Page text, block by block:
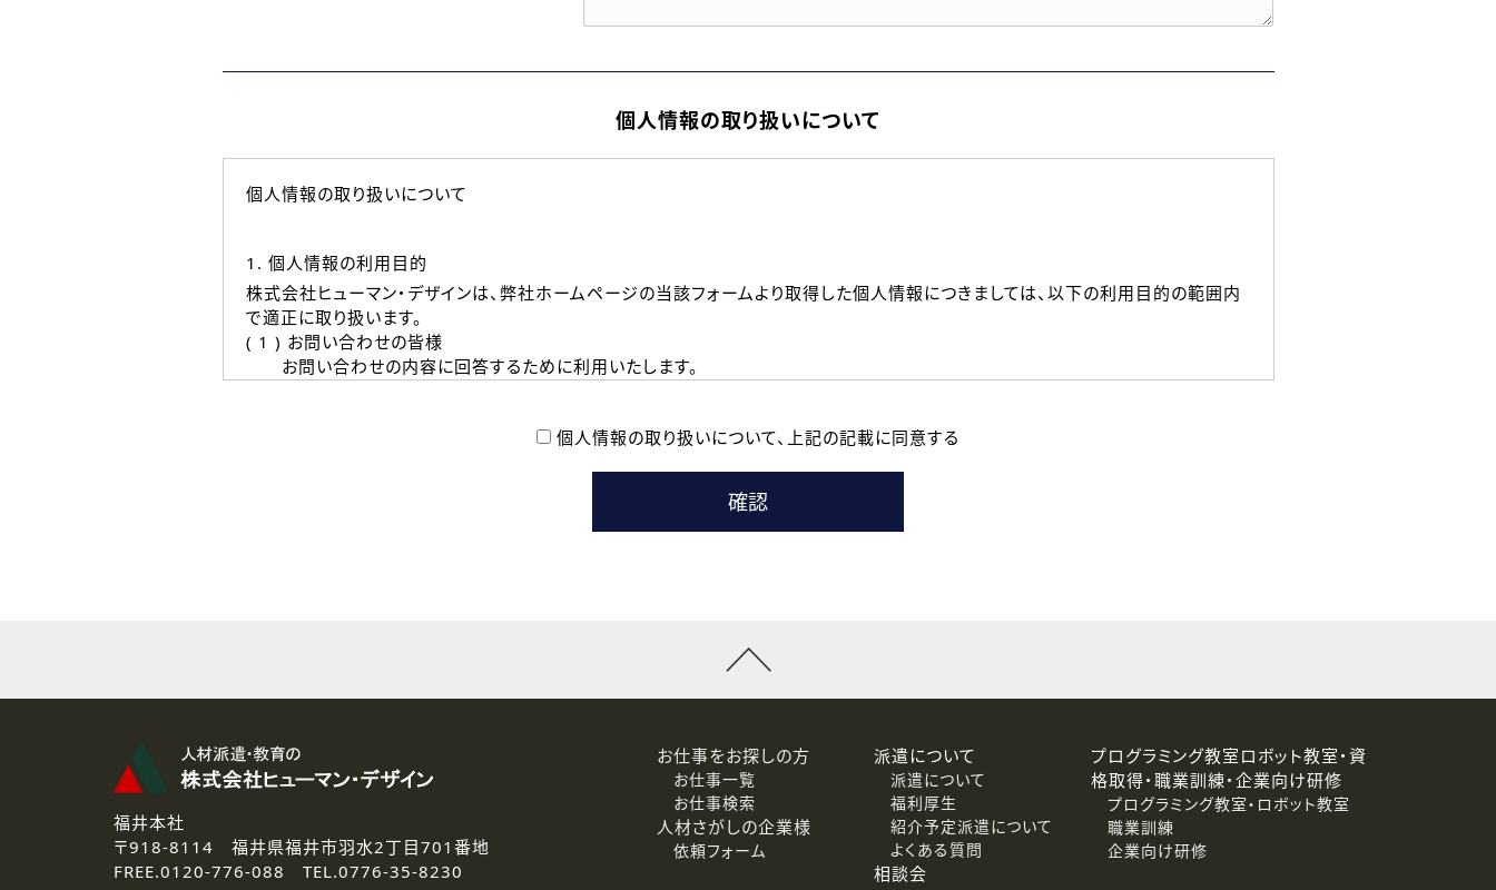
個人情報の取り扱いについて
個人情報の取り扱いについて
1. 個人情報の利用目的
株式会社ヒューマン・デザインは、弊社ホームページの当該フォームより取得した個人情報につきましては、以下の利用目的の範囲内
で適正に取り扱います。
( 1 ) お問い合わせの皆様
お問い合わせの内容に回答するために利用いたします。
本登録に関するご連絡および本登録時の参考情報として利用いたします。
なお、ご連絡手段は、電話・Ｅメールのいずれかの方法といたします。
3.個人情報の取り扱いの委託
弊社の定める個人情報保護の評価基準を満たした委託先に、個人情報を委託する場合があります。
4.個人情報の開示等について
ご提供いただいた個人情報の開示等（利用目的の通知、開示、訂正、追加または削除、利用の停止、消去および第三者への提供停止）
個人情報の取り扱いについて、 上記の記載に同意する
福井本社
〒918-8114 福井県福井市羽水2丁目701番地
FREE.0120-776-088 TEL.0776-35-8230
お仕事をお探しの方
お仕事一覧
お仕事検索
人材さがしの企業様
依頼フォーム
派遣について
派遣について
福利厚生
紹介予定派遣について
よくある質問
相談会
プログラミング教室ロボット教室・資
格取得・職業訓練・企業向け研修
プログラミング教室・ロボット教室
職業訓練
企業向け研修